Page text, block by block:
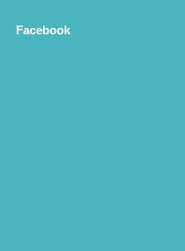
Facebook